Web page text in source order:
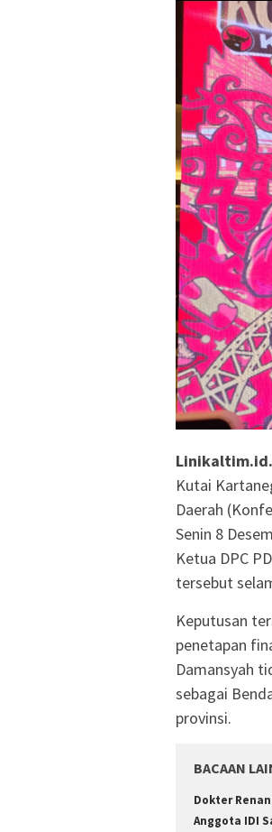
Linikaltim.id.
Kutai
Daerah
Senin 8
Ketua DPC
tersebut
Keputusan
penetapan
Damansyah
sebagai
provinsi.
BACAAN
Dokter
Anggota IDI